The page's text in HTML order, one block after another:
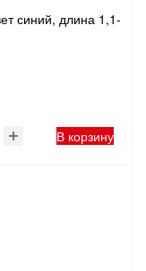
синий, длина 1,1-
В корзину